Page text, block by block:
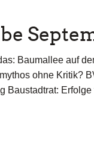
Baumallee auf
ohne Kritik?
Baustadtrat: